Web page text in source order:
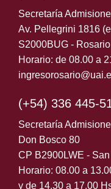
Secretaría
Av. Pellegrini 1816
S2000BUG - Rosario
Horario: de 08.00 a
(+54) 336 445-
Secretaría
Don Bosco 80
CP B2900LWE -
Horario: 08.00 a
y de 14.30 a 17.00